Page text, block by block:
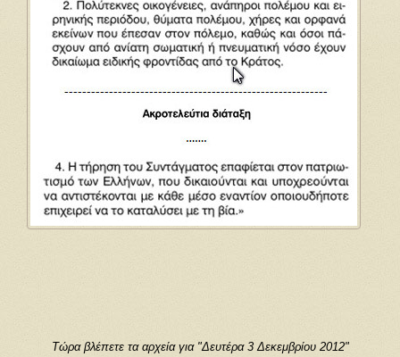
Τώρα βλέπετε τα αρχεία για "Δευτέρα 3 Δεκεμβρίου 2012"